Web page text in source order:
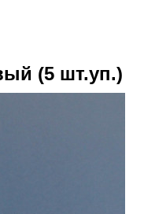
(5 шт.уп.)